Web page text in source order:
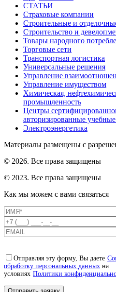
СТАТЬИ
Страховые компании
Строительные и
Строительство и
Товары народного
Торговые сети
Транспортная логистика
Универсальные решения
Управление
Управление имуществом
Химическая,
промышленность
Центры
авторизированные
Электроэнергетика
Материалы размещены с
© 2026. Все права защищены
© 2023. Все права защищены
Как мы можем с вами связаться
Отправляя эту форму, Вы даете
обработку персональных данных на
условиях Политики